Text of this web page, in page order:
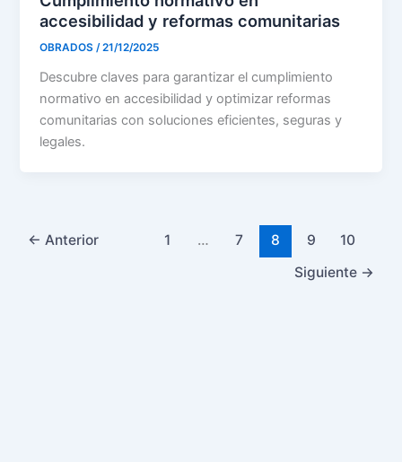
accesibilidad y reformas comunitarias
OBRADOS/21/12/2025
Descubre claves para garantizar el cumplimiento
normativo en accesibilidad y optimizar reformas
comunitarias con soluciones eficientes, seguras y
legales.
← Anterior 1 … 7 8 9
10
Siguiente →